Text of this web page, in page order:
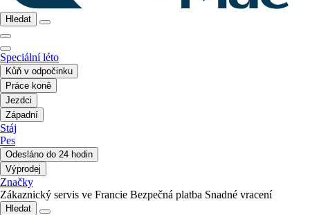
Hledat
Speciální léto
Kůň v odpočinku
Práce koně
Jezdci
Západní
Stáj
Pes
Odesláno do 24 hodin
Výprodej
Značky
Zákaznický servis ve Francie Bezpečná platba Snadné vracení
Hledat